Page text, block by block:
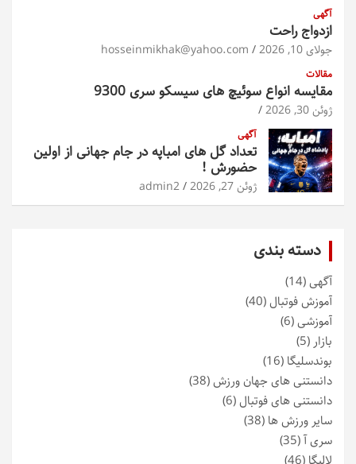
آگهی
ازدواج راحت
جولای 10, 2026 hosseinmikhak@yahoo.com
مقالات
مقایسه انواع سوئیچ های سیسکو سری 9300
ژوئن 30, 2026
آگهی
تعداد گل های امباپه در جام جهانی از اولین
حضورش !
ژوئن 27, 2026 admin2
دسته بندی
آگهی(14)
آموزش فوتبال(40)
آموزشی(6)
بازار (5)
بوندسلیگا (16)
دانستنی های جهان ورزش(38)
دانستنی های فوتبال(6)
سایر ورزش ها (38)
سری آ(35)